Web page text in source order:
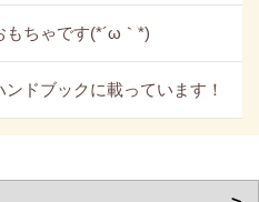
もちゃです(*´ω｀*)
ドブックに載っています！